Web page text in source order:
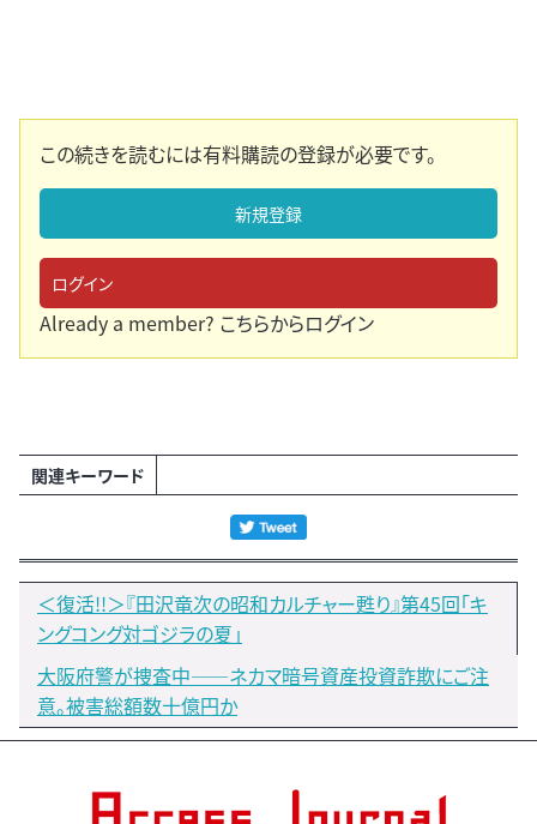
この続きを読むには有料購読の登録が必要です。
新規登録
ログイン
Already a member? こちらからログイン
関連キーワード
＜復活!!＞『田沢竜次の昭和カルチャー甦り』第45回「キ
ングコング対ゴジラの夏」
大阪府警が捜査中――ネカマ暗号資産投資詐欺にご注
意。被害総額数十億円か